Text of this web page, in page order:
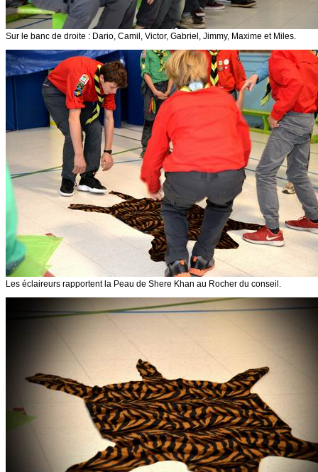
Sur le banc de droite : Dario, Camil, Victor, Gabriel, Jimmy, Maxime et Miles.
Les éclaireurs rapportent la Peau de Shere Khan au Rocher du conseil.